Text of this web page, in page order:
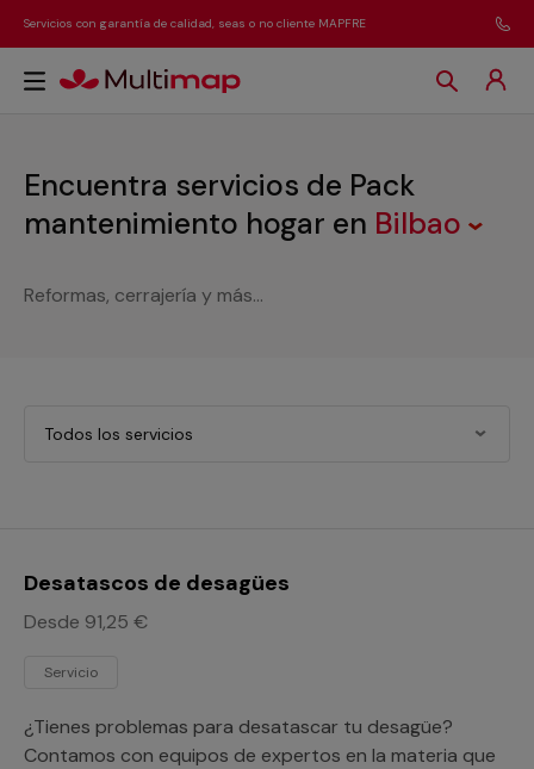
Servicios con garantía de calidad, seas o no cliente MAPFRE
Encuentra servicios de Pack
mantenimiento hogar en Bilbao
Reformas, cerrajería y más...
Todos los servicios
Desatascos de desagües
Desde 91,25 €
Servicio
¿Tienes problemas para desatascar tu desagüe?
Contamos con equipos de expertos en la materia que